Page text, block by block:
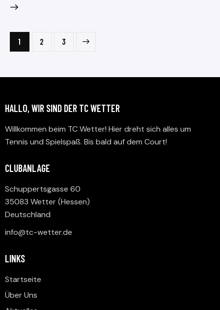
1 2 3
HALLO, WIR SIND DER TC WETTER
Willkommen beim TC Wetter! Hier dreht sich alles um
Tennis und Spielspaß. Bis bald auf dem Court!
CLUBANLAGE
Schuppertsgasse 60
35083 Wetter (Hessen)
Deutschland
info@tc-wetter.de
LINKS
Startseite
Über Uns